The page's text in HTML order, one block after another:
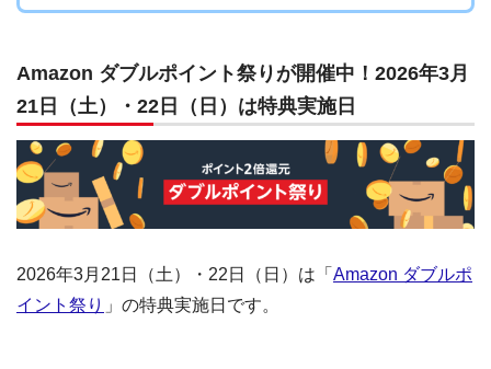
Amazon ダブルポイント祭りが開催中！2026年3月
21日（土）・22日（日）は特典実施日
2026年3月21日（土）・22日（日）は「 Amazon ダブルポ
イント祭り 」の特典実施日です。